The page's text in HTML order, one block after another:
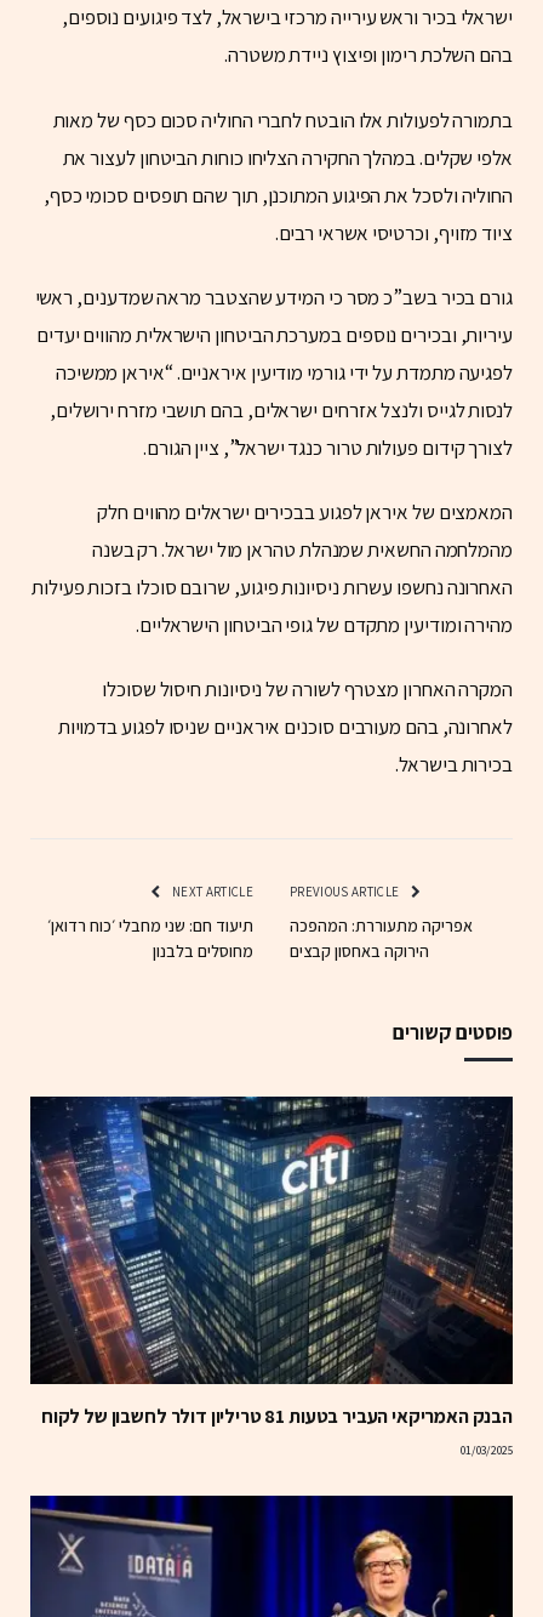
ישראלי בכיר וראש עירייה מרכזי בישראל, לצד פיגועים נוספים,
בהם השלכת רימון ופיצוץ ניידת משטרה.
בתמורה לפעולות אלו הובטח לחברי החוליה סכום כסף של מאות
אלפי שקלים. במהלך החקירה הצליחו כוחות הביטחון לעצור את
החוליה ולסכל את הפיגוע המתוכנן, תוך שהם תופסים סכומי כסף,
ציוד מזויף, וכרטיסי אשראי רבים.
גורם בכיר בשב”כ מסר כי המידע שהצטבר מראה שמדענים, ראשי
עיריות, ובכירים נוספים במערכת הביטחון הישראלית מהווים יעדים
לפגיעה מתמדת על ידי גורמי מודיעין איראניים. “איראן ממשיכה
לנסות לגייס ולנצל אזרחים ישראלים, בהם תושבי מזרח ירושלים,
לצורך קידום פעולות טרור כנגד ישראל”, ציין הגורם.
המאמצים של איראן לפגוע בבכירים ישראלים מהווים חלק
מהמלחמה החשאית שמנהלת טהראן מול ישראל. רק בשנה
האחרונה נחשפו עשרות ניסיונות פיגוע, שרובם סוכלו בזכות פעילות
מהירה ומודיעין מתקדם של גופי הביטחון הישראליים.
המקרה האחרון מצטרף לשורה של ניסיונות חיסול שסוכלו
לאחרונה, בהם מעורבים סוכנים איראניים שניסו לפגוע בדמויות
בכירות בישראל.
אפריקה מתעוררת: המהפכה
הירוקה באחסון קבצים
NEXT ARTICLE
תיעוד חם: שני מחבלי ׳כוח רדואן׳
מחוסלים בלבנון
פוסטים קשורים
הבנק האמריקאי העביר בטעות 81 טריליון דולר לחשבון של לקוח
01/03/2025